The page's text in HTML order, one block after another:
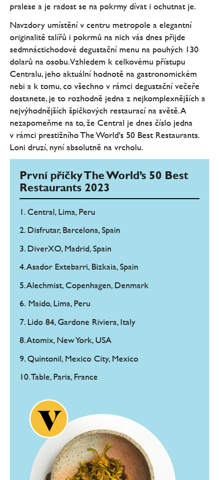
pralese a je radost se na pokrmy dívat i ochutnat je.
Navzdory umístění v centru metropole a elegantní
originalitě talířů i pokrmů na nich vás dnes přijde
sedmnáctichodové degustační menu na pouhých 130
dolarů na osobu. Vzhledem k celkovému přístupu
Centralu, jeho aktuální hodnotě na gastronomickém
nebi a k tomu, co všechno v rámci degustační večeře
dostanete, je to rozhodně jedna z nejkomplexnějších a
nejvýhodnějších špičkových restaurací na světě. A
nezapomeňme na to, že Central je dnes číslo jedna
v rámci prestižního The World's 50 Best Restaurants.
Loni druzí, nyní absolutně na vrcholu.
První příčky The World’s 50 Best
Restaurants 2023
1. Central, Lima, Peru
2. Disfrutar, Barcelona, Spain
3. DiverXO, Madrid, Spain
4. Asador Extebarri, Bizkaia, Spain
5. Alechmist, Copenhagen, Denmark
6. Maido, Lima, Peru
7. Lido 84, Gardone Riviera, Italy
8. Atomix, New York, USA
9. Quintonil, Mexico City, Mexico
10. Table, Paris, France